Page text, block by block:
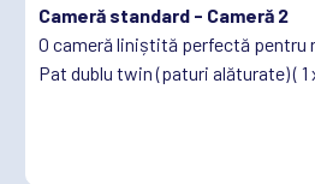
Cameră standard - Cameră 2
O cameră liniștită perfectă pentru
Pat dublu twin (paturi alăturate) ( 1